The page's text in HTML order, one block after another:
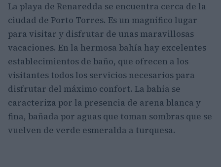
La playa de Renaredda se encuentra cerca de la
ciudad de Porto Torres. Es un magnífico lugar
para visitar y disfrutar de unas maravillosas
vacaciones. En la hermosa bahía hay excelentes
establecimientos de baño, que ofrecen a los
visitantes todos los servicios necesarios para
disfrutar del máximo confort. La bahía se
caracteriza por la presencia de arena blanca y
fina, bañada por aguas que toman sombras que se
vuelven de verde esmeralda a turquesa.